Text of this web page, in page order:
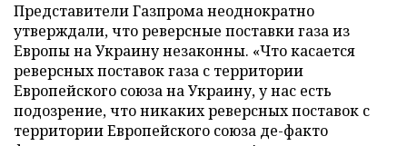
Представители Газпрома неоднократно
утверждали, что реверсные поставки газа из
Европы на Украину незаконны. «Что касается
реверсных поставок газа с территории
Европейского союза на Украину, у нас есть
подозрение, что никаких реверсных поставок с
территории Европейского союза де-факто